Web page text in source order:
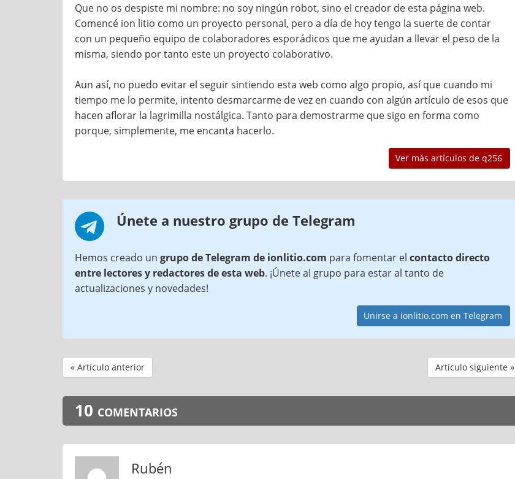
Que no os despiste mi nombre: no soy ningún robot, sino el creador de esta página web.
Comencé ion litio como un proyecto personal, pero a día de hoy tengo la suerte de contar
con un pequeño equipo de colaboradores esporádicos que me ayudan a llevar el peso de la
misma, siendo por tanto este un proyecto colaborativo.
Aun así, no puedo evitar el seguir sintiendo esta web como algo propio, así que cuando mi
tiempo me lo permite, intento desmarcarme de vez en cuando con algún artículo de esos que
hacen aflorar la lagrimilla nostálgica. Tanto para demostrarme que sigo en forma como
porque, simplemente, me encanta hacerlo.
Ver más artículos de q256
Únete a nuestro grupo de Telegram
Hemos creado un grupo de Telegram de ionlitio.com para fomentar el contacto directo
entre lectores y redactores de esta web. ¡Únete al grupo para estar al tanto de
actualizaciones y novedades!
Unirse a ionlitio.com en Telegram
« Artículo anterior Artículo siguiente »
10 comentarios
Rubén